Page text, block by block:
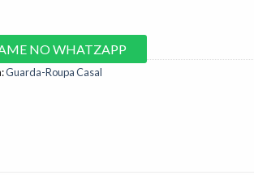
NO WHATZAPP
Guarda-Roupa Casal